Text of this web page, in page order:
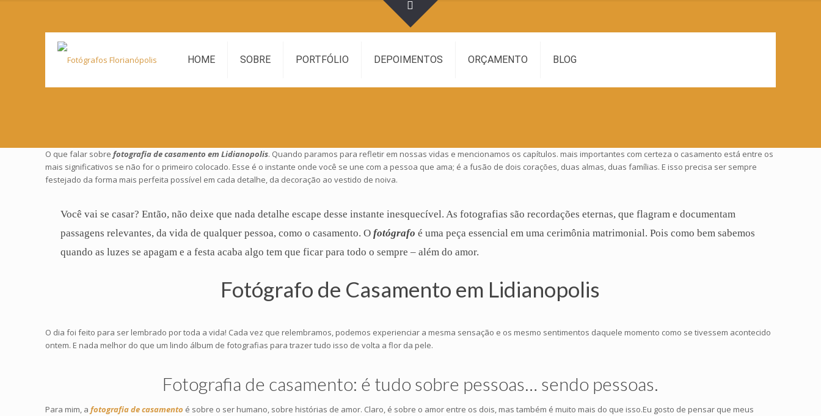
HOME SOBRE PORTFÓLIO DEPOIMENTOS ORÇAMENTO BLOG
O que falar sobrefotografia de casamento em Lidianopolis. Quando paramos para refletir em nossas vidas e mencionamos os capítulos. mais importantes com certeza o casamento está entre os
mais significativos se não for o primeiro colocado. Esse é o instante onde você se une com a pessoa que ama; é a fusão de dois corações, duas almas, duas famílias. E isso precisa ser sempre
festejado da forma mais perfeita possível em cada detalhe, da decoração ao vestido de noiva.
Você vai se casar? Então, não deixe que nada detalhe escape desse instante inesquecível. As fotografias são recordações eternas, que flagram e documentam
passagens relevantes, da vida de qualquer pessoa, como o casamento. Ofotógrafo é uma peça essencial em uma cerimônia matrimonial. Pois como bem sabemos
quando as luzes se apagam e a festa acaba algo tem que ficar para todo o sempre – além doamor.
Fotógrafo de Casamento em Lidianopolis
O dia foi feito para ser lembrado por toda a vida! Cada vez que relembramos, podemos experienciar a mesma sensação e os mesmo sentimentos daquele momento como se tivessem acontecido
ontem. E nada melhor do que um lindo álbum de fotografias para trazer tudo isso de volta a flor da pele.
Fotografia de casamento: é tudo sobre pessoas… sendo pessoas.
Para mim, afotografia de casamento é sobre o ser humano, sobre histórias de amor. Claro, é sobre o amor entre os dois, mas também é muito mais do que isso.Eu gosto de pensar que meus